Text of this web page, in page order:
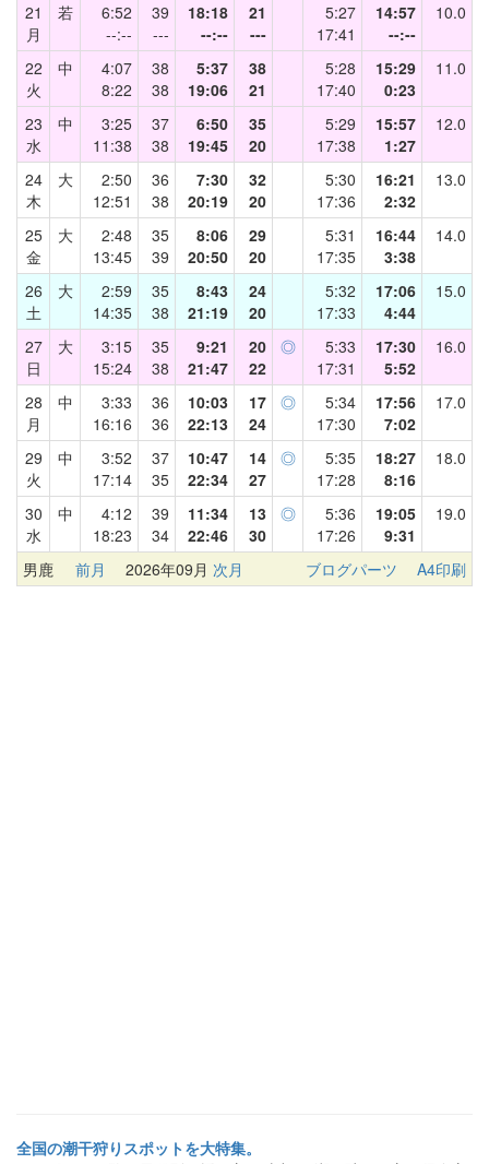
21
月
若
6:52
--:--
39
---
18:18
--:--
21
---
5:27
17:41
14:57
--:--
10.0
22
火
中
4:07
8:22
38
38
5:37
19:06
38
21
5:28
17:40
15:29
0:23
11.0
23
水
中
3:25
11:38
37
38
6:50
19:45
35
20
5:29
17:38
15:57
1:27
12.0
24
木
大
2:50
12:51
36
38
7:30
20:19
32
20
5:30
17:36
16:21
2:32
13.0
25
金
大
2:48
13:45
35
39
8:06
20:50
29
20
5:31
17:35
16:44
3:38
14.0
26
土
大
2:59
14:35
35
38
8:43
21:19
24
20
5:32
17:33
17:06
4:44
15.0
27
日
大
3:15
15:24
35
38
9:21
21:47
20
22
◎
5:33
17:31
17:30
5:52
16.0
28
月
中
3:33
16:16
36
36
10:03
22:13
17
24
◎
5:34
17:30
17:56
7:02
17.0
29
火
中
3:52
17:14
37
35
10:47
22:34
14
27
◎
5:35
17:28
18:27
8:16
18.0
30
水
中
4:12
18:23
39
34
11:34
22:46
13
30
◎
5:36
17:26
19:05
9:31
19.0
男鹿 前月 2026年09月 次月 ブログパーツ A4印刷
全国の潮干狩りスポットを大特集。